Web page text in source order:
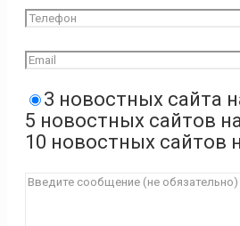
3 новостных сайта
5 новостных сайтов
10 новостных сайтов